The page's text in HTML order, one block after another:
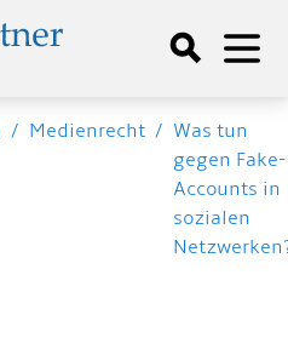
/ Medienrecht / Was tun
gegen Fake-
Accounts in
sozialen